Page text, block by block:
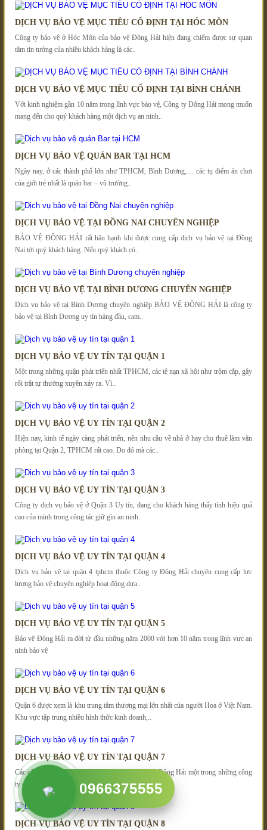
DỊCH VỤ BẢO VỆ MỤC TIÊU CỐ ĐỊNH TẠI HÓC MÔN
Công ty bảo vệ ở Hóc Môn của bảo vệ Đông Hải hiện đang chiếm được sự quan
tâm tin tưởng của nhiều khách hàng là các..
DỊCH VỤ BẢO VỆ MỤC TIÊU CỐ ĐỊNH TẠI BÌNH CHÁNH
Với kinh nghiệm gần 10 năm trong lĩnh vực bảo vệ, Công ty Đông Hải mong muốn
mang đến cho quý khách hàng một dịch vụ an ninh..
DỊCH VỤ BẢO VỆ QUÁN BAR TẠI HCM
Ngày nay, ở các thành phố lớn như TPHCM, Bình Dương,… các tụ điểm ăn chơi
của giới trẻ nhất là quán bar – vũ trường..
DỊCH VỤ BẢO VỆ TẠI ĐỒNG NAI CHUYÊN NGHIỆP
BẢO VỆ ĐÔNG HẢI rất hân hạnh khi được cung cấp dịch vụ bảo vệ tại Đồng
Nai tới quý khách hàng. Nếu quý khách có..
DỊCH VỤ BẢO VỆ TẠI BÌNH DƯƠNG CHUYÊN NGHIỆP
Dịch vụ bảo vệ tại Bình Dương chuyên nghiệp BẢO VỆ ĐÔNG HẢI là công ty
bảo vệ tại Bình Dương uy tín hàng đầu, cam..
DỊCH VỤ BẢO VỆ UY TÍN TẠI QUẬN 1
Một trong những quận phát triển nhất TPHCM, các tệ nạn xã hội như trộm cắp, gây
rối trật tự thường xuyên xảy ra. Vì..
DỊCH VỤ BẢO VỆ UY TÍN TẠI QUẬN 2
Hiện nay, kinh tế ngày càng phát triển, nên nhu cầu về nhà ở hay cho thuê làm văn
phòng tại Quận 2, TPHCM rất cao. Do đó mà các..
DỊCH VỤ BẢO VỆ UY TÍN TẠI QUẬN 3
Công ty dịch vụ bảo vệ ở Quận 3 Uy tín, đang cho khách hàng thấy tính hiệu quả
cao của mình trong công tác giữ gìn an ninh..
DỊCH VỤ BẢO VỆ UY TÍN TẠI QUẬN 4
Dịch vụ bảo vệ tại quận 4 tphcm thuộc Công ty Đông Hải chuyên cung cấp lực
lượng bảo vệ chuyên nghiệp hoạt động dựa..
DỊCH VỤ BẢO VỆ UY TÍN TẠI QUẬN 5
Bảo vệ Đông Hải ra đời từ đầu những năm 2000 với hơn 10 năm trong lĩnh vực an
ninh bảo vệ
DỊCH VỤ BẢO VỆ UY TÍN TẠI QUẬN 6
Quận 6 được xem là khu trung tâm thương mại lớn nhất của người Hoa ở Việt Nam.
Khu vực tập trung nhiều hình thức kinh doanh,..
DỊCH VỤ BẢO VỆ UY TÍN TẠI QUẬN 7
Các công ty bảo vệ tại Quận 7 ra đời, trong đó có Đông Hải một trong những công
ty dịch vụ bảo vệ uy tín và chuyên..
DỊCH VỤ BẢO VỆ UY TÍN TẠI QUẬN 8
0966375555